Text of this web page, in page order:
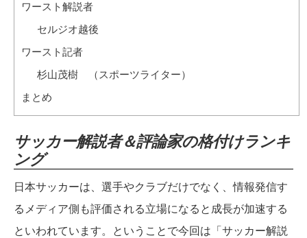
ワースト解説者
セルジオ越後
ワースト記者
杉山茂樹 （スポーツライター）
まとめ
サッカー解説者＆評論家の格付けランキ
ング
日本サッカーは、選手やクラブだけでなく、情報発信す
るメディア側も評価される立場になると成長が加速する
といわれています。ということで今回は「サッカー解説